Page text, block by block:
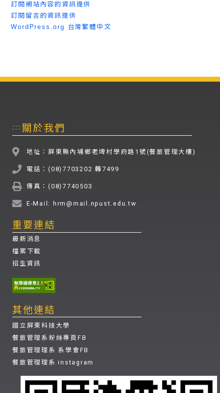
訂閱網站內容的資訊提供
訂閱留言的資訊提供
WordPress.org 台灣繁體中文
::: 關於我們
地址：屏東縣內埔鄉老埤村學府路1號(餐旅管理大樓)
電話：(08)7703202 轉7499
傳真：(08)7740503
E-Mail: hrm@mail.npust.edu.tw
重要連結
最新消息
檔案下載
招生資訊
其他連結
國立屏東科技大學
餐旅管理系粉絲專頁FB
餐旅管理理系 系學會FB
餐旅管理理系 instagram